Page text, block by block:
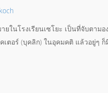
ยในโรงเรียนเซโยะ เป็นที่จับตาม
เตอร์ (บุคลิก) ในอุคมคติ แล้วอยู่ๆ